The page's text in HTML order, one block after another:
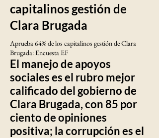
capitalinos gestión de
Clara Brugada
Aprueba 64% de los capitalinos gestión de Clara
Brugada: Encuesta EF
El manejo de apoyos
sociales es el rubro mejor
calificado del gobierno de
Clara Brugada, con 85 por
ciento de opiniones
positiva; la corrupción es el